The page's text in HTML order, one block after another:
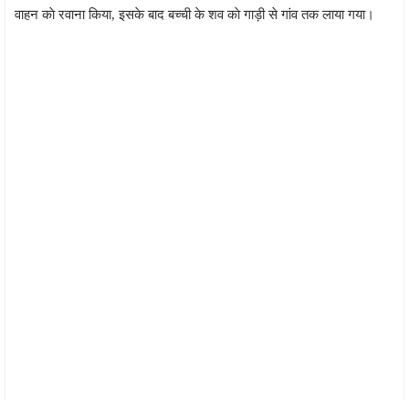
वाहन काे रवाना किया, इसके बाद बच्ची के शव काे गाड़ी से गांव तक लाया गया।